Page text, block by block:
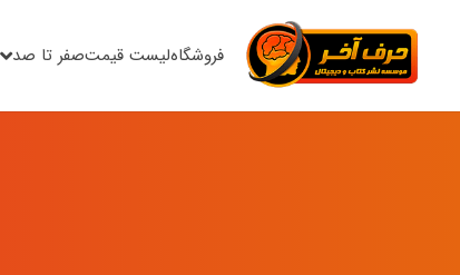
فروشگاهلیست قیمتصفر تا صد